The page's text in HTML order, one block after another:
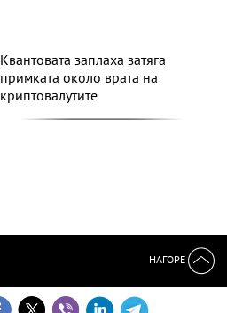
Квантовата заплаха затяга
примката около врата на
криптовалутите
НАГОРЕ